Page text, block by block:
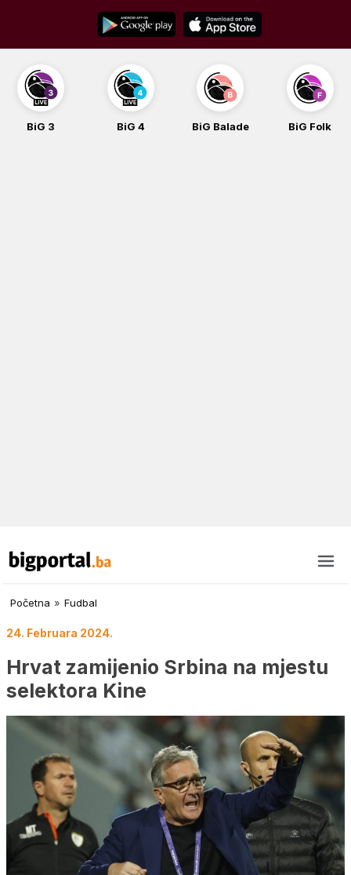
content
BiG 3 BiG 4 BiG Balade BiG Folk
Početna » Fudbal
24. Februara 2024.
Hrvat zamijenio Srbina na mjestu
selektora Kine